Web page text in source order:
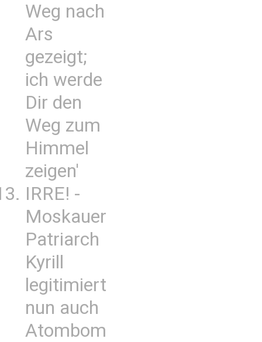
Weg nach
Ars
gezeigt;
ich werde
Dir den
Weg zum
Himmel
zeigen'
IRRE! -
Moskauer
Patriarch
Kyrill
legitimiert
nun auch
Atombom